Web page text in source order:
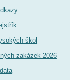
škol
zakázek 2026